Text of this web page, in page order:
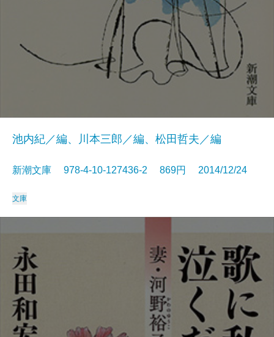
池内紀／編、川本三郎／編、松田哲夫／編
新潮文庫 978-4-10-127436-2 869円 2014/12/24
文庫